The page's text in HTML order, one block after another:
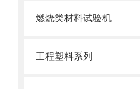
燃烧类材料试验机
工程塑料系列